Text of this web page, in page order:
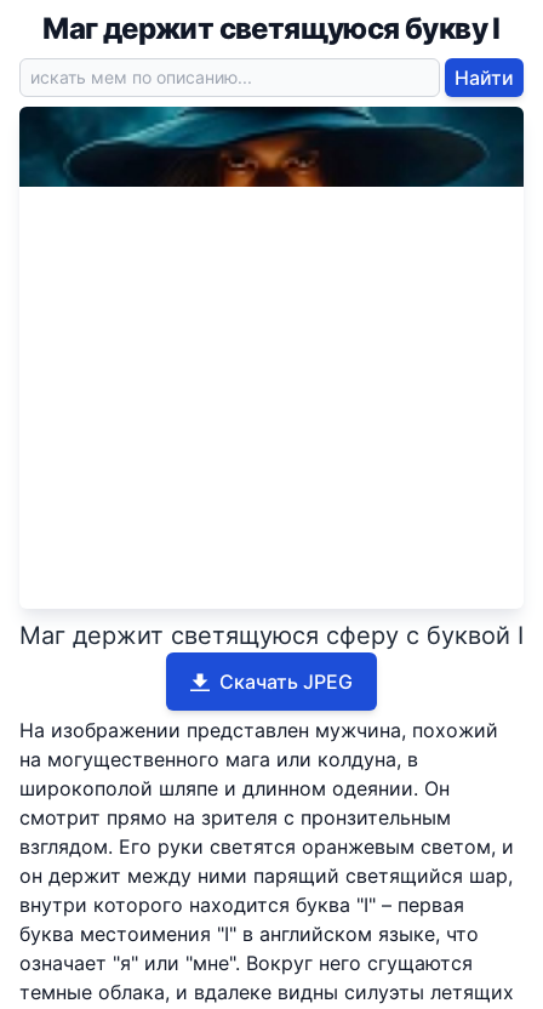
Маг держит светящуюся букву I
Найти
Маг держит светящуюся сферу с буквой I
Скачать JPEG
На изображении представлен мужчина, похожий
на могущественного мага или колдуна, в
широкополой шляпе и длинном одеянии. Он
смотрит прямо на зрителя с пронзительным
взглядом. Его руки светятся оранжевым светом, и
он держит между ними парящий светящийся шар,
внутри которого находится буква "I" – первая
буква местоимения "I" в английском языке, что
означает "я" или "мне". Вокруг него сгущаются
темные облака, и вдалеке видны силуэты летящих